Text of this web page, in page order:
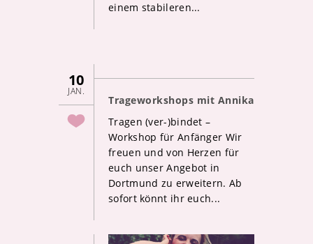
einem stabileren...
10
JAN.
Trageworkshops mit Annika
Tragen (ver-)bindet –
Workshop für Anfänger Wir
freuen und von Herzen für
euch unser Angebot in
Dortmund zu erweitern. Ab
sofort könnt ihr euch...